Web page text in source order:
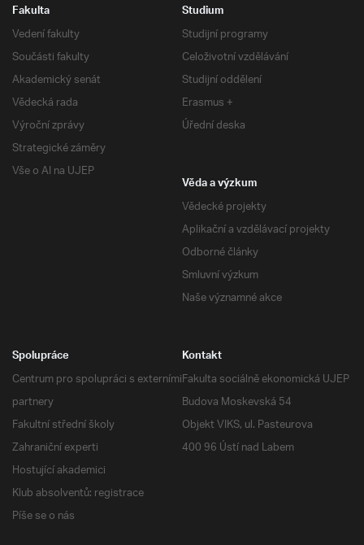
Fakulta
Vedení fakulty
Součásti fakulty
Akademický senát
Vědecká rada
Výroční zprávy
Strategické záměry
Vše o AI na UJEP
Studium
Studijní programy
Celoživotní vzdělávání
Studijní oddělení
Erasmus +
Úřední deska
Věda a výzkum
Vědecké projekty
Aplikační a vzdělávací projekty
Odborné články
Smluvní výzkum
Naše významné akce
Spolupráce
Centrum pro spolupráci s externími
partnery
Fakultní střední školy
Zahraniční experti
Hostující akademici
Klub absolventů: registrace
Píše se o nás
Kontakt
Fakulta sociálně ekonomická UJEP
Budova Moskevská 54
Objekt VIKS, ul. Pasteurova
400 96 Ústí nad Labem